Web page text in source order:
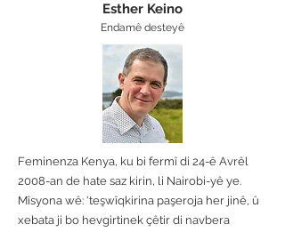
Esther Keino
Endamê desteyê
Feminenza Kenya, ku bi fermî di 24-ê Avrêl
2008-an de hate saz kirin, li Nairobi-yê ye.
Mîsyona wê: 'teşwîqkirina paşeroja her jinê, û
xebata ji bo hevgirtinek çêtir di navbera